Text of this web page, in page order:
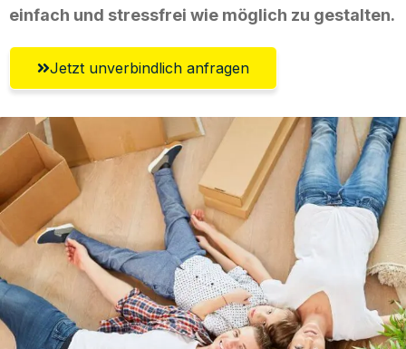
einfach und stressfrei wie möglich zu gestalten.
Jetzt unverbindlich anfragen